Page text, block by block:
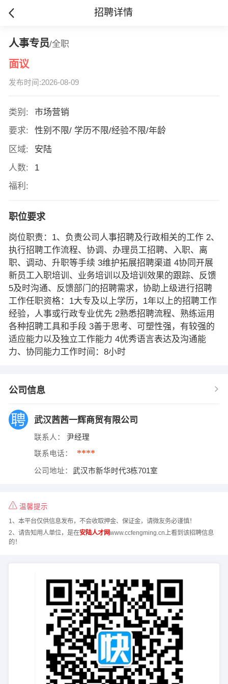
招聘详情
人事专员/全职
面议
发布时间:2026-08-09
类别:
市场营销
要求:
性别不限/ 学历不限/经验不限/年龄
区域:
安陆
人数:
1
福利:
职位要求
岗位职责：1、负责公司人事招聘及行政相关的工作 2、
执行招聘工作流程、协调、办理员工招聘、入职、离
职、调动、升职等手续 3维护拓展招聘渠道 4协同开展
新员工入职培训、业务培训以及培训效果的跟踪、反馈
5及时沟通、反馈部门的招聘需求，协助上级进行招聘
工作任职资格：1大专及以上学历，1年以上的招聘工作
经验，人事或行政专业优先 2熟悉招聘流程、熟练运用
各种招聘工具和手段 3善于思考、可塑性强，有较强的
适应能力以及独立工作能力 4优秀语言表达及沟通能
力、协同能力工作时间：8小时
公司信息
武汉茜茜一辉商贸有限公司
联系人： 尹经理
联系电话： ****
公司地址： 武汉市新华时代3栋701室
温馨提示
1、本平台仅供信息发布，不会收取押金、保证金，请微友务必谨慎！
2、请告知用人单位，是在安陆人才网www.ccfengming.cn上看到该招聘信息
的！